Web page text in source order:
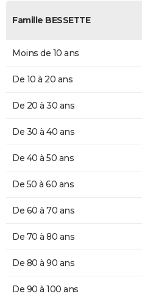
Famille BESSETTE
Moins de 10 ans
De 10 à 20 ans
De 20 à 30 ans
De 30 à 40 ans
De 40 à 50 ans
De 50 à 60 ans
De 60 à 70 ans
De 70 à 80 ans
De 80 à 90 ans
De 90 à 100 ans